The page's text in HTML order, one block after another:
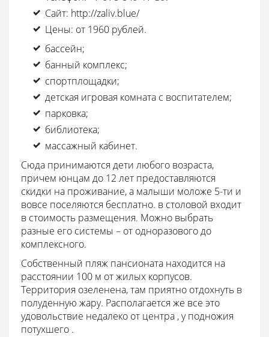
Сайт: http://zaliv.blue/
Цены: от 1960 рублей.
бассейн;
банный комплекс;
спортплощадки;
детская игровая комната с воспитателем;
парковка;
библиотека;
массажный кабинет.
Сюда принимаются дети любого возраста,
причем юнцам до 12 лет предоставляются
скидки на проживание, а малыши моложе 5-ти и
вовсе поселяются бесплатно. в столовой входит
в стоимость размещения. Можно выбрать
разные его системы – от одноразового до
комплексного.
Собственный пляж пансионата находится на
расстоянии 100 м от жилых корпусов.
Территория озеленена, там приятно отдохнуть в
полуденную жару. Располагается же все это
удовольствие недалеко от центра , у подножия
потухшего .